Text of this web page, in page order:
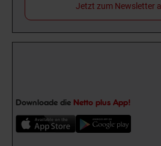
Jetzt zum Newsletter
Downloade die Netto plus App!